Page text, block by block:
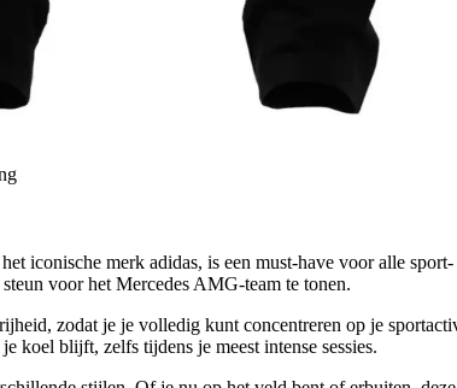
iconische merk adidas, is een must-have voor alle
voor het Mercedes AMG-team te tonen.
zodat je je volledig kunt concentreren op je
koel blijft, zelfs tijdens je meest intense sessies.